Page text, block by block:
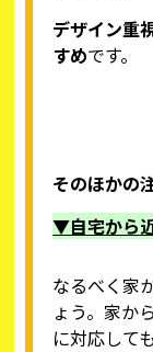
デザイン重
すめです。
そのほかの
▼自宅から
なるべく家
ょう。家か
に対応して